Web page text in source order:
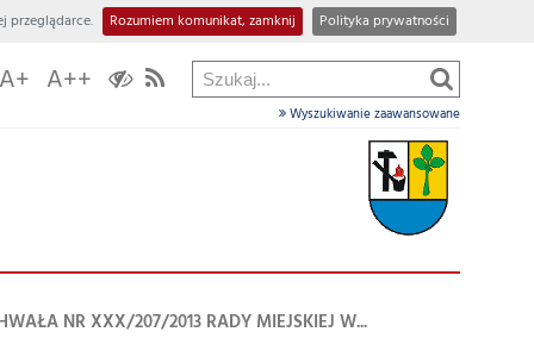
przeglądarce. Rozumiem komunikat, zamknij Polityka prywatności
A+ A++
Wyszukiwanie zaawansowane
NR XXX/207/2013 RADY MIEJSKIEJ W...